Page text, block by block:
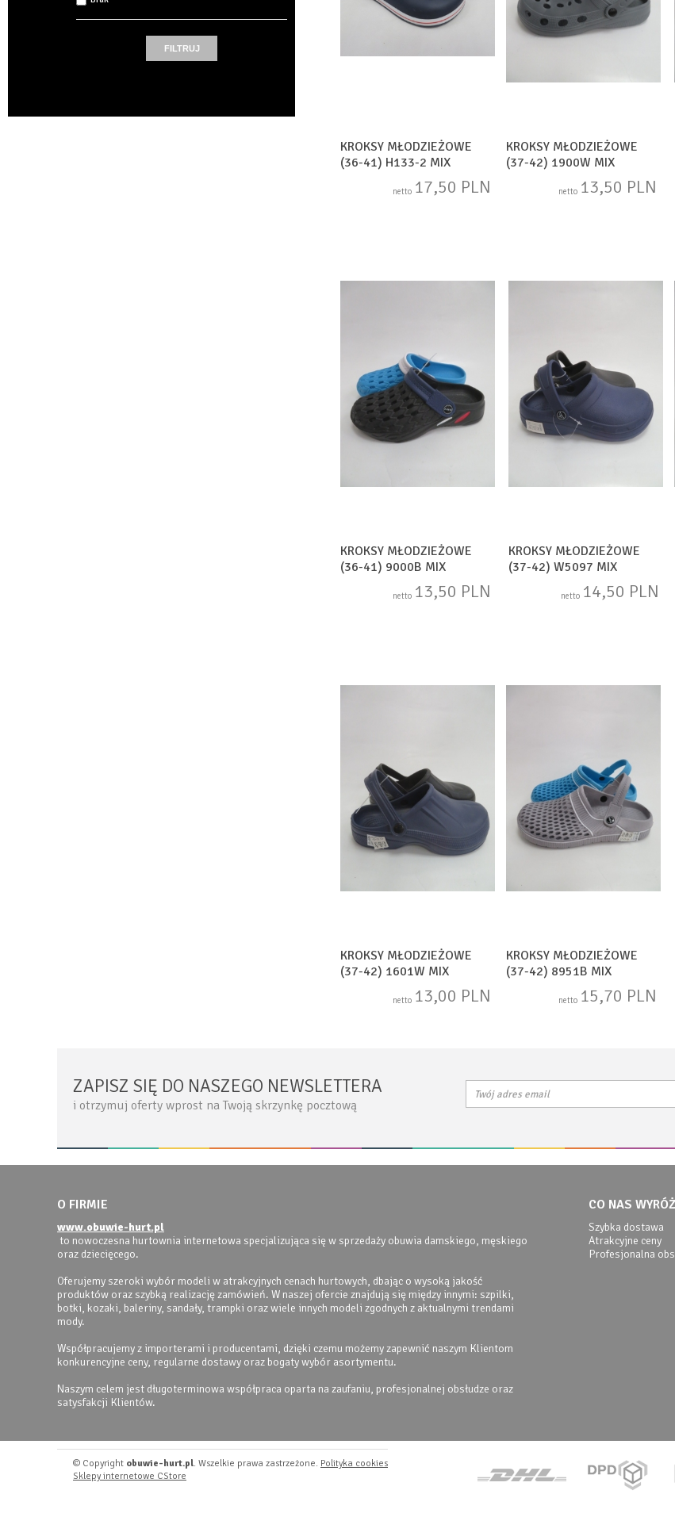
KROKSY MŁODZIEŻOWE
(36-41) H133-2 MIX
netto 17,50 PLN
KROKSY MŁODZIEŻOWE
(37-42) 1900W MIX
netto 13,50 PLN
KROKSY MŁODZIEŻOWE
(36-41) 9000B MIX
netto 13,50 PLN
KROKSY MŁODZIEŻOWE
(37-42) W5097 MIX
netto 14,50 PLN
KROKSY MŁODZIEŻOWE
(37-42) 1601W MIX
netto 13,00 PLN
KROKSY MŁODZIEŻOWE
(37-42) 8951B MIX
netto 15,70 PLN
ZAPISZ SIĘ DO NASZEGO NEWSLETTERA
i otrzymuj oferty wprost na Twoją skrzynkę pocztową
O FIRMIE
www.obuwie-hurt.pl
to nowoczesna hurtownia internetowa specjalizująca się w sprzedaży obuwia damskiego, męskiego
oraz dziecięcego.
Oferujemy szeroki wybór modeli w atrakcyjnych cenach hurtowych, dbając o wysoką jakość
produktów oraz szybką realizację zamówień. W naszej ofercie znajdują się między innymi: szpilki,
botki, kozaki, baleriny, sandały, trampki oraz wiele innych modeli zgodnych z aktualnymi trendami
mody.
Współpracujemy z importerami i producentami, dzięki czemu możemy zapewnić naszym Klientom
konkurencyjne ceny, regularne dostawy oraz bogaty wybór asortymentu.
Naszym celem jest długoterminowa współpraca oparta na zaufaniu, profesjonalnej obsłudze oraz
satysfakcji Klientów.
CO NAS
Szybka dostawa
Atrakcyjne ceny
Profesjonalna
© Copyright obuwie-hurt.pl. Wszelkie prawa zastrzeżone. Polityka cookies
Sklepy internetowe CStore